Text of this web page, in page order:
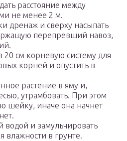
расстояние между
не менее 2 м.
дренаж и сверху насыпать
перепревший навоз,
20 см корневую систему для
корней и опустить в
растение в яму и,
утрамбовать. При этом
шейку, иначе она начнет
водой и замульчировать
влажности в грунте.